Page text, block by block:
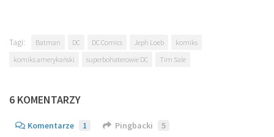
Tagi: Batman DC DC Comics Jeph Loeb
komiks
komiks amerykański
superbohaterowie DC Tim Sale
6 KOMENTARZY
Komentarze 1 Pingbacki 5